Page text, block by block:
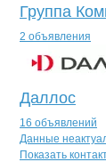
Группа
2 объявления
Даллос
16 объявлений
+7(800)000-00-..
Данные
Показать